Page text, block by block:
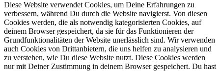
Diese Website verwendet Cookies, um Deine Erfahrungen zu
verbessern, während Du durch die Website navigierst. Von diesen
Cookies werden, die als notwendig kategorisierten Cookies, auf
deinem Browser gespeichert, da sie für das Funktionieren der
Grundfunktionalitäten der Website unerlässlich sind. Wir verwenden
auch Cookies von Drittanbietern, die uns helfen zu analysieren und
zu verstehen, wie Du diese Website nutzt. Diese Cookies werden
nur mit Deiner Zustimmung in deinem Browser gespeichert. Du hast